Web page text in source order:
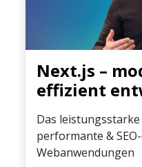
Next.js –
effizient
Das
performante &
Webanwendungen